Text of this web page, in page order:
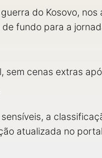
do Kosovo,
fundo para a
sem cenas extras
a
atualizada no